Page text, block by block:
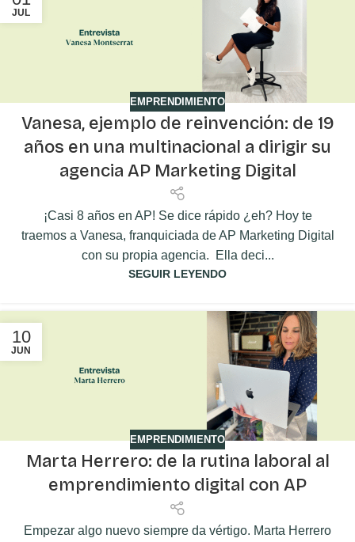
JUL
EMPRENDIMIENTO
Vanesa, ejemplo de reinvención: de 19
años en una multinacional a dirigir su
agencia AP Marketing Digital
¡Casi 8 años en AP! Se dice rápido ¿eh? Hoy te
traemos a Vanesa, franquiciada de AP Marketing Digital
con su propia agencia. Ella deci...
SEGUIR LEYENDO
10
JUN
EMPRENDIMIENTO
Marta Herrero: de la rutina laboral al
emprendimiento digital con AP
Empezar algo nuevo siempre da vértigo. Marta Herrero